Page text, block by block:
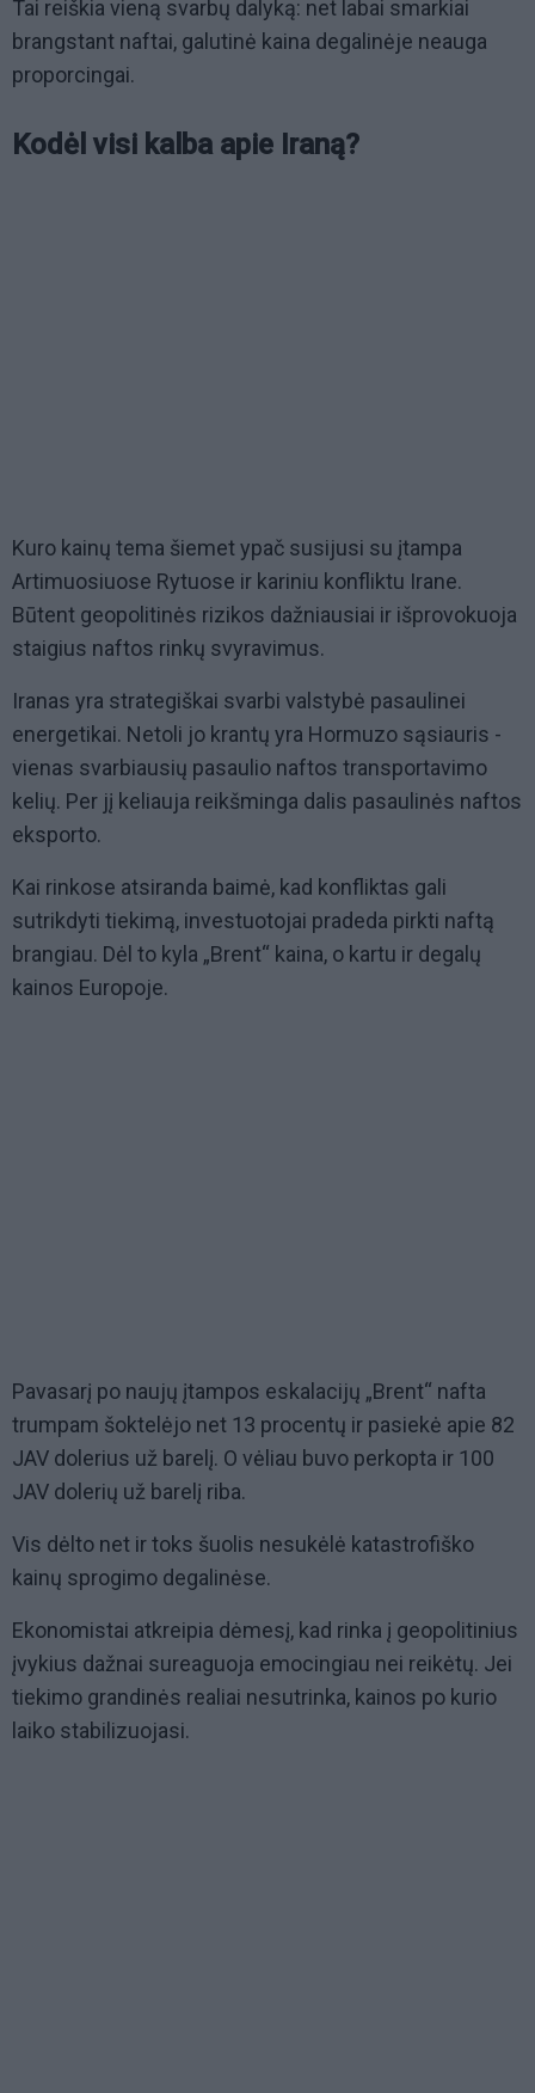
Tai reiškia vieną svarbų dalyką: net labai smarkiai
brangstant naftai, galutinė kaina degalinėje neauga
proporcingai.
Kodėl visi kalba apie Iraną?
Kuro kainų tema šiemet ypač susijusi su įtampa
Artimuosiuose Rytuose ir kariniu konfliktu Irane.
Būtent geopolitinės rizikos dažniausiai ir išprovokuoja
staigius naftos rinkų svyravimus.
Iranas yra strategiškai svarbi valstybė pasaulinei
energetikai. Netoli jo krantų yra Hormuzo sąsiauris -
vienas svarbiausių pasaulio naftos transportavimo
kelių. Per jį keliauja reikšminga dalis pasaulinės naftos
eksporto.
Kai rinkose atsiranda baimė, kad konfliktas gali
sutrikdyti tiekimą, investuotojai pradeda pirkti naftą
brangiau. Dėl to kyla „Brent“ kaina, o kartu ir degalų
kainos Europoje.
Pavasarį po naujų įtampos eskalacijų „Brent“ nafta
trumpam šoktelėjo net 13 procentų ir pasiekė apie 82
JAV dolerius už barelį. O vėliau buvo perkopta ir 100
JAV dolerių už barelį riba.
Vis dėlto net ir toks šuolis nesukėlė katastrofiško
kainų sprogimo degalinėse.
Ekonomistai atkreipia dėmesį, kad rinka į geopolitinius
įvykius dažnai sureaguoja emocingiau nei reikėtų. Jei
tiekimo grandinės realiai nesutrinka, kainos po kurio
laiko stabilizuojasi.